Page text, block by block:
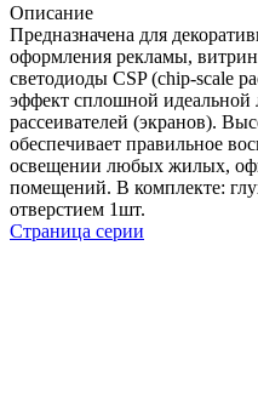
Описание
Предназначена для
оформления рекламы,
светодиоды CSP (chip-scale
эффект сплошной идеальной
рассеивателей (экранов).
обеспечивает правильное
освещении любых жилых,
помещений. В комплекте:
отверстием 1шт.
Страница серии